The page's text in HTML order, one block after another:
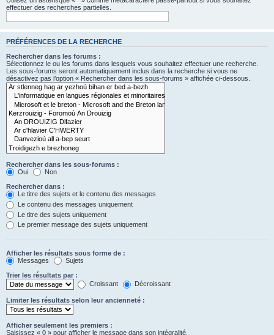
effectuer des recherches partielles.
PRÉFÉRENCES DE LA RECHERCHE
Rechercher dans les forums :
Sélectionnez le ou les forums dans lesquels vous souhaitez effectuer une recherche.
Les sous-forums seront automatiquement inclus dans la recherche si vous ne
désactivez pas l’option « Rechercher dans les sous-forums » affichée ci-dessous.
Rechercher dans les sous-forums :
Oui
Non
Rechercher dans :
Le titre des sujets et le contenu des messages
Le contenu des messages uniquement
Le titre des sujets uniquement
Le premier message des sujets uniquement
Afficher les résultats sous forme de :
Messages
Sujets
Trier les résultats par :
Croissant
Décroissant
Limiter les résultats selon leur ancienneté :
Afficher seulement les premiers :
Saisissez « 0 » pour afficher le message dans son intégralité.